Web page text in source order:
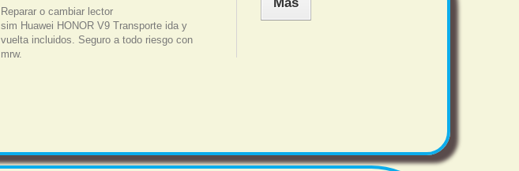
Reparar o cambiar lector
sim Huawei HONOR V9 Transporte ida y
vuelta incluidos. Seguro a todo riesgo con
mrw.